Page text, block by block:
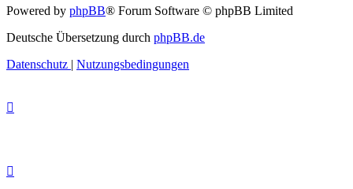
Powered by phpBB® Forum Software © phpBB Limited
Deutsche Übersetzung durch phpBB.de
Datenschutz | Nutzungsbedingungen